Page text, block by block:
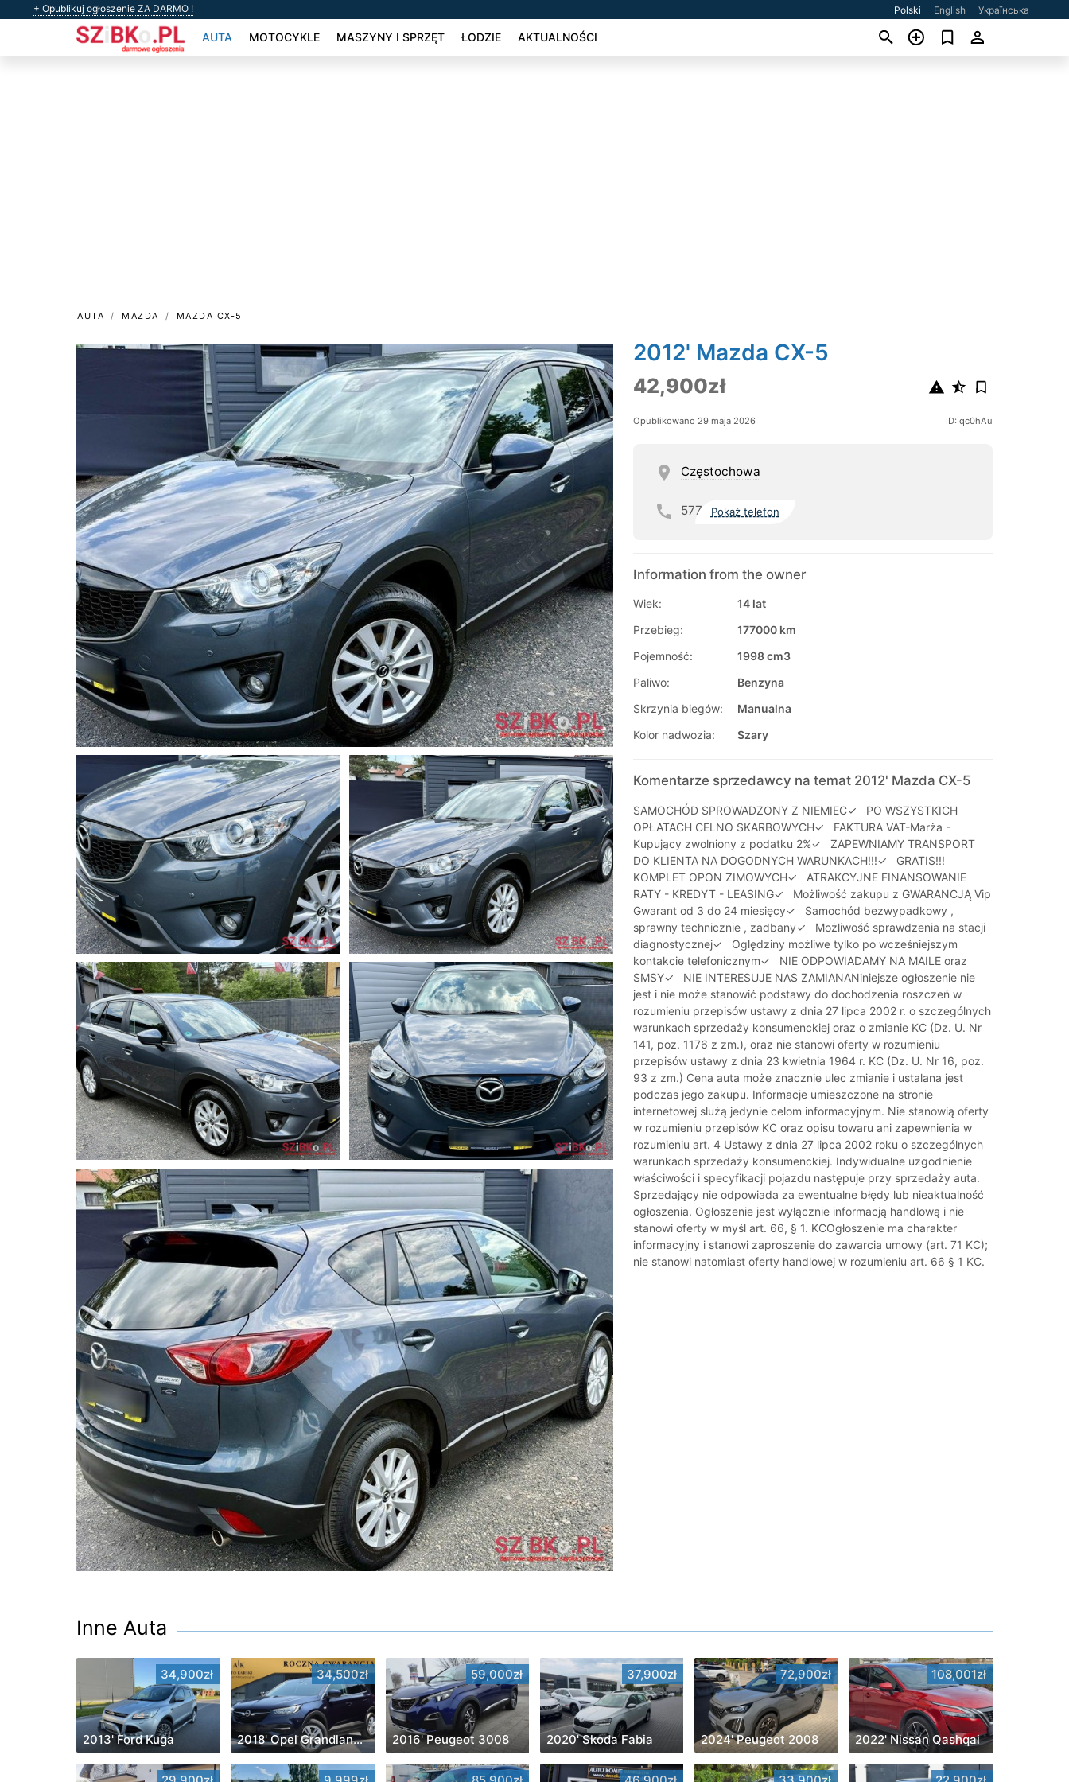
+ Opublikuj ogłoszenie ZA DARMO ! Polski English Українська
AUTA MOTOCYKLE MASZYNY I SPRZĘT ŁODZIE AKTUALNOŚCI
AUTA MAZDA MAZDA CX-5
2012' Mazda CX-5
42,900zł
Opublikowano 29 maja 2026 ID: qc0hAu
Częstochowa
577 Pokaż telefon
Information from the owner
Wiek:
14 lat
Przebieg:
177000 km
Pojemność:
1998 cm3
Paliwo:
Benzyna
Skrzynia biegów:
Manualna
Kolor nadwozia:
Szary
Komentarze sprzedawcy na temat 2012' Mazda CX-5
SAMOCHÓD SPROWADZONY Z NIEMIEC✓ PO WSZYSTKICH
OPŁATACH CELNO SKARBOWYCH✓ FAKTURA VAT-Marża -
Kupujący zwolniony z podatku 2%✓ ZAPEWNIAMY TRANSPORT
DO KLIENTA NA DOGODNYCH WARUNKACH!!!✓ GRATIS!!!
KOMPLET OPON ZIMOWYCH✓ ATRAKCYJNE FINANSOWANIE
RATY - KREDYT - LEASING✓ Możliwość zakupu z GWARANCJĄ Vip
Gwarant od 3 do 24 miesięcy✓ Samochód bezwypadkowy ,
sprawny technicznie , zadbany✓ Możliwość sprawdzenia na stacji
diagnostycznej✓ Oględziny możliwe tylko po wcześniejszym
kontakcie telefonicznym✓ NIE ODPOWIADAMY NA MAILE oraz
SMSY✓ NIE INTERESUJE NAS ZAMIANANiniejsze ogłoszenie nie
jest i nie może stanowić podstawy do dochodzenia roszczeń w
rozumieniu przepisów ustawy z dnia 27 lipca 2002 r. o szczególnych
warunkach sprzedaży konsumenckiej oraz o zmianie KC (Dz. U. Nr
141, poz. 1176 z zm.), oraz nie stanowi oferty w rozumieniu
przepisów ustawy z dnia 23 kwietnia 1964 r. KC (Dz. U. Nr 16, poz.
93 z zm.) Cena auta może znacznie ulec zmianie i ustalana jest
podczas jego zakupu. Informacje umieszczone na stronie
internetowej służą jedynie celom informacyjnym. Nie stanowią oferty
w rozumieniu przepisów KC oraz opisu towaru ani zapewnienia w
rozumieniu art. 4 Ustawy z dnia 27 lipca 2002 roku o szczególnych
warunkach sprzedaży konsumenckiej. Indywidualne uzgodnienie
właściwości i specyfikacji pojazdu następuje przy sprzedaży auta.
Sprzedający nie odpowiada za ewentualne błędy lub nieaktualność
ogłoszenia. Ogłoszenie jest wyłącznie informacją handlową i nie
stanowi oferty w myśl art. 66, § 1. KCOgłoszenie ma charakter
informacyjny i stanowi zaproszenie do zawarcia umowy (art. 71 KC);
nie stanowi natomiast oferty handlowej w rozumieniu art. 66 § 1 KC.
Inne Auta
34,900zł
2013' Ford Kuga
34,500zł
2018' Opel Grandland X
59,000zł
2016' Peugeot 3008
37,900zł
2020' Skoda Fabia
72,900zł
2024' Peugeot 2008
108,001zł
2022' Nissan Qashqai